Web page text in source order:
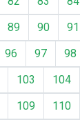
89 90 91
96 97 98
103 104
109 110